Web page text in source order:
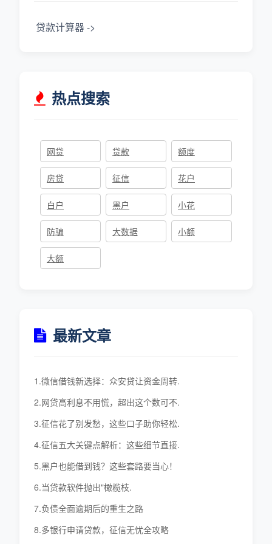
贷款计算器 ->
热点搜索
网贷 贷款 额度
房贷 征信 花户
白户 黑户 小花
防骗 大数据 小额
大额
最新文章
1.微信借钱新选择：众安贷让资金周转.
2.网贷高利息不用慌，超出这个数可不.
3.征信花了别发愁，这些口子助你轻松.
4.征信五大关键点解析：这些细节直接.
5.黑户也能借到钱？这些套路要当心！
6.当贷款软件抛出"橄榄枝.
7.负债全面逾期后的重生之路
8.多银行申请贷款，征信无忧全攻略